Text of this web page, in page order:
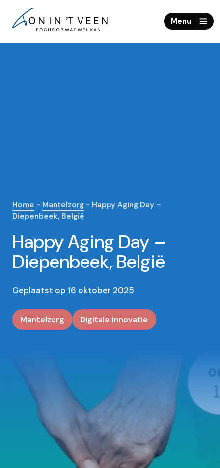
Home
Mantelzorgveteraan
Bestel mijn boek
Menu
Home - Mantelzorg - Happy Aging Day –
Diepenbeek, België
Happy Aging Day –
Diepenbeek, België
Geplaatst op 16 oktober 2025
Mantelzorg Digitale innovatie